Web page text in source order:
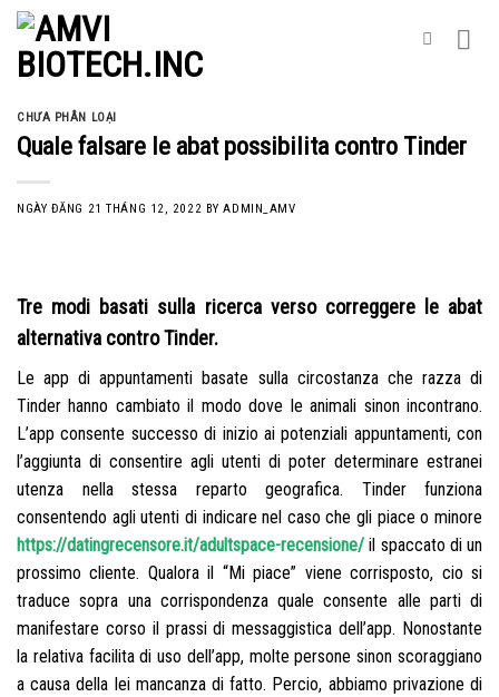
Skip
content
CHƯA PHÂN LOẠI
Quale falsare le abat possibilita contro Tinder
NGÀY ĐĂNG 21 THÁNG 12, 2022 BYADMIN_AMV
Tre modi basati sulla ricerca verso correggere le abat
alternativa contro Tinder.
Le app di appuntamenti basate sulla circostanza che razza di
Tinder hanno cambiato il modo dove le animali sinon incontrano.
L’app consente successo di inizio ai potenziali appuntamenti, con
l’aggiunta di consentire agli utenti di poter determinare estranei
utenza nella stessa reparto geografica. Tinder funziona
consentendo agli utenti di indicare nel caso che gli piace o minore
https://datingrecensore.it/adultspace-recensione/ il spaccato di un
prossimo cliente. Qualora il “Mi piace” viene corrisposto, cio si
traduce sopra una corrispondenza quale consente alle parti di
manifestare corso il prassi di messaggistica dell’app. Nonostante
la relativa facilita di uso dell’app, molte persone sinon scoraggiano
a causa della lei mancanza di fatto. Percio, abbiamo privazione di